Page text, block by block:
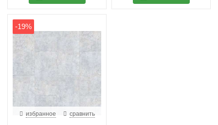
-19%
избранное сравнить